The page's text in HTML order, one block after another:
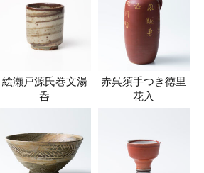
絵瀬戸源氏巻文湯
呑
赤呉須手つき徳里
花入